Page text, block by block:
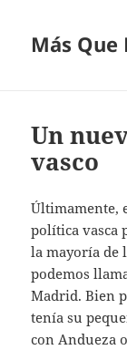
Más Que
Un
vasco
Últimamente,
política vasca
la mayoría de
podemos
Madrid. Bien
tenía su
con Andueza